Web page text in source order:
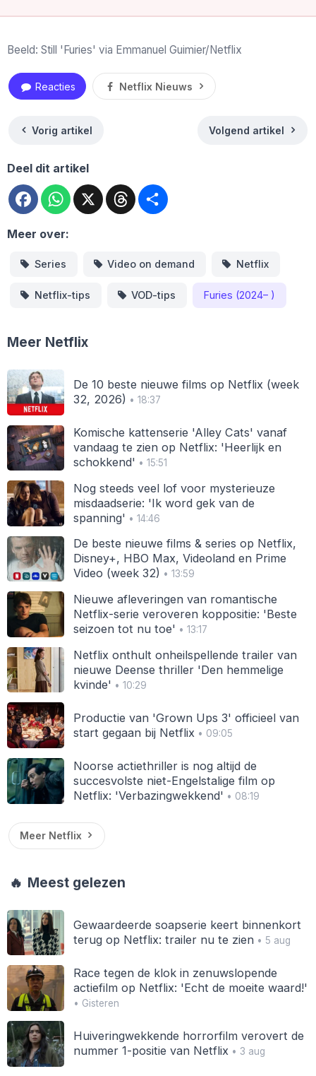
Beeld: Still 'Furies' via Emmanuel Guimier/Netflix
Reacties Netflix Nieuws
Vorig artikel Volgend artikel
Deel dit artikel
FacebookWhatsApp
X Threads
Meer over:
Series Video on demand Netflix
Netflix-tips VOD-tips Furies (2024– )
Meer Netflix
De 10 beste nieuwe films op Netflix (week
32, 2026) • 18:37
Komische kattenserie 'Alley Cats' vanaf
vandaag te zien op Netflix: 'Heerlijk en
schokkend' • 15:51
Nog steeds veel lof voor mysterieuze
misdaadserie: 'Ik word gek van de
spanning' • 14:46
De beste nieuwe films & series op Netflix,
Disney+, HBO Max, Videoland en Prime
Video (week 32) • 13:59
Nieuwe afleveringen van romantische
Netflix-serie veroveren koppositie: 'Beste
seizoen tot nu toe' • 13:17
Netflix onthult onheilspellende trailer van
nieuwe Deense thriller 'Den hemmelige
kvinde' • 10:29
Productie van 'Grown Ups 3' officieel van
start gegaan bij Netflix • 09:05
Noorse actiethriller is nog altijd de
succesvolste niet-Engelstalige film op
Netflix: 'Verbazingwekkend' • 08:19
Meer Netflix
🔥 Meest gelezen
Gewaardeerde soapserie keert binnenkort
terug op Netflix: trailer nu te zien• 5 aug
Race tegen de klok in zenuwslopende
actiefilm op Netflix: 'Echt de moeite waard!'
• Gisteren
Huiveringwekkende horrorfilm verovert de
nummer 1-positie van Netflix• 3 aug